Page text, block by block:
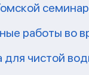
работы во
чистой